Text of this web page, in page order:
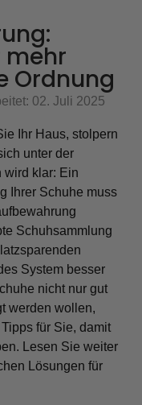
mehr
Ordnung
02. Juli 2025
Ihr Haus, stolpern
unter der
wird klar: Ein
Ihrer Schuhe muss
Schuhsammlung
System besser
nicht nur gut
werden wollen,
für Sie, damit
Lesen Sie weiter
Lösungen für